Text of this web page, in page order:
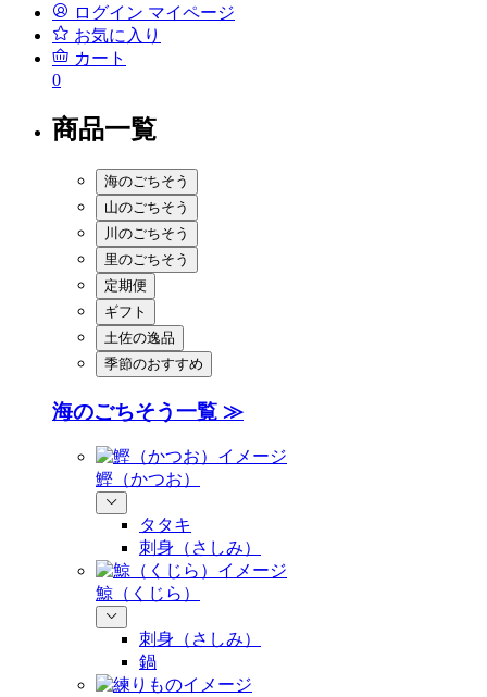
ログイン マイページ
お気に入り
カート
0
商品一覧
海のごちそう
山のごちそう
川のごちそう
里のごちそう
定期便
ギフト
土佐の逸品
季節のおすすめ
海のごちそう一覧 ≫
鰹（かつお）
タタキ
刺身（さしみ）
鯨（くじら）
刺身（さしみ）
鍋